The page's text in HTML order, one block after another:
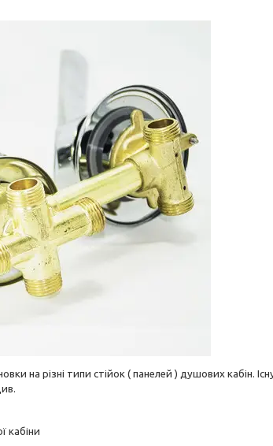
на різні типи стійок ( панелей ) душових кабін.